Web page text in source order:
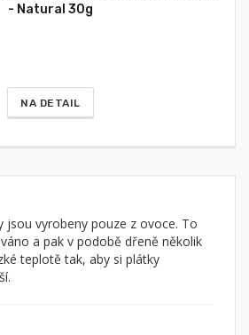
- Natural 30g
NA DETAIL
jsou vyrobeny pouze z ovoce. To
a pak v podobě dřeně několik
teplotě tak, aby si plátky